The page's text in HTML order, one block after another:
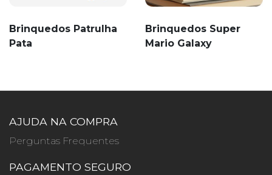
Brinquedos Patrulha
Pata
Brinquedos Super
Mario Galaxy
AJUDA NA COMPRA
Perguntas Frequentes
PAGAMENTO SEGURO